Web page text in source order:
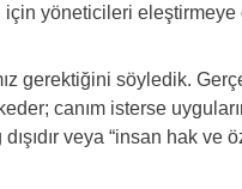
için yöneticileri
gerektiğini söyledik.
canım isterse
veya “insan hak ve